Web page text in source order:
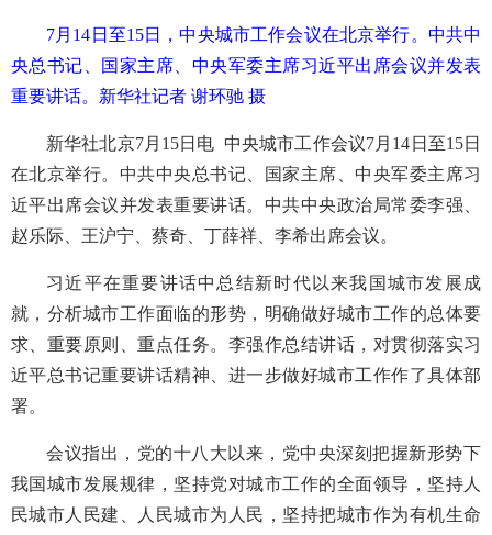
7月14日至15日，中央城市工作会议在北京举行。中共中
央总书记、国家主席、中央军委主席习近平出席会议并发表
重要讲话。新华社记者 谢环驰 摄
新华社北京7月15日电 中央城市工作会议7月14日至15日
在北京举行。中共中央总书记、国家主席、中央军委主席习
近平出席会议并发表重要讲话。中共中央政治局常委李强、
赵乐际、王沪宁、蔡奇、丁薛祥、李希出席会议。
习近平在重要讲话中总结新时代以来我国城市发展成
就，分析城市工作面临的形势，明确做好城市工作的总体要
求、重要原则、重点任务。李强作总结讲话，对贯彻落实习
近平总书记重要讲话精神、进一步做好城市工作作了具体部
署。
会议指出，党的十八大以来，党中央深刻把握新形势下
我国城市发展规律，坚持党对城市工作的全面领导，坚持人
民城市人民建、人民城市为人民，坚持把城市作为有机生命